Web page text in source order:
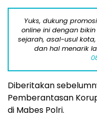
Yuks, dukung
online ini dengan
sejarah, asal-usul
dan hal menarik
Diberitakan
Pemberantasan
di Mabes Polri.